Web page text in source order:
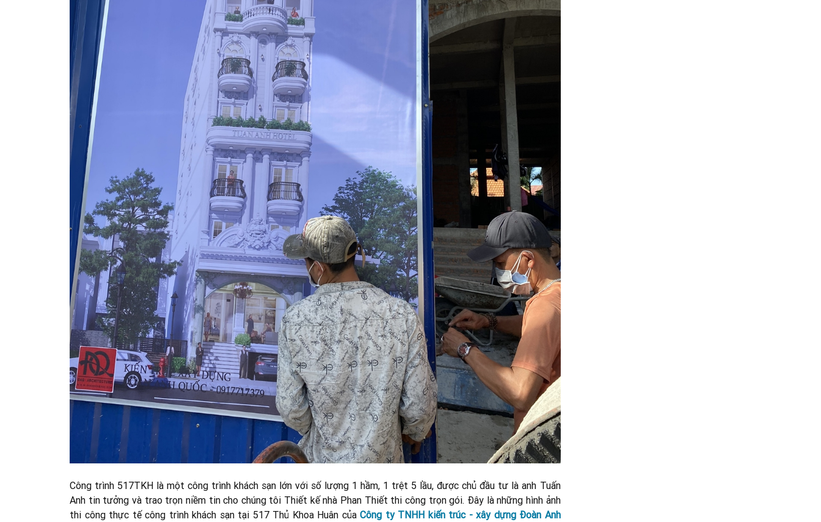
Công trình 517TKH là một công trình khách sạn lớn với số lượng 1 hầm, 1 trệt 5 lầu, được chủ đầu tư là anh Tuấn
Anh tin tưởng và trao trọn niềm tin cho chúng tôi Thiết kế nhà Phan Thiết thi công trọn gói. Đây là những hình ảnh
thi công thực tế công trình khách sạn tại 517 Thủ Khoa Huân củaCông ty TNHH kiến trúc - xây dựng Đoàn Anh